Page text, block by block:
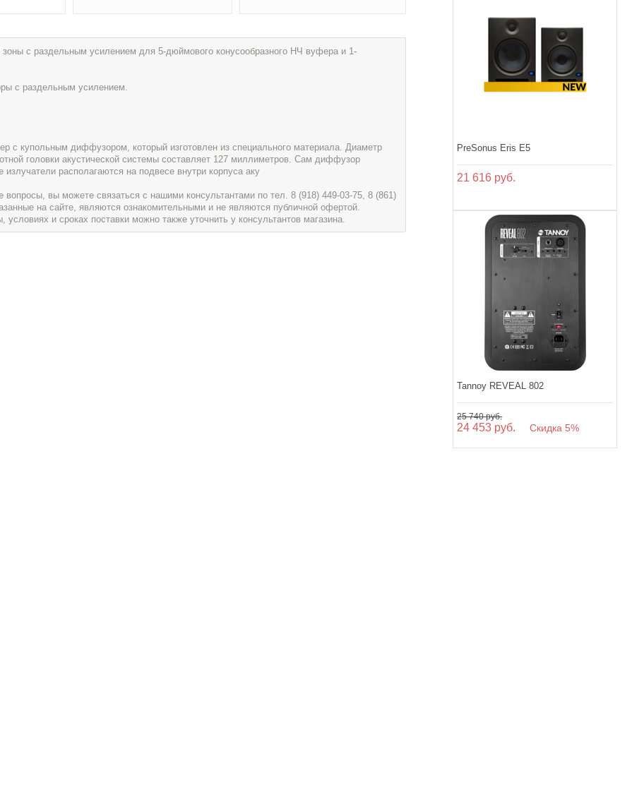
PreSonus Eris E5
21 616 руб.
Tannoy REVEAL 802
25 740 руб.
24 453 руб. Скидка 5%
с раздельным усилением для 5-дюймового конусообразного НЧ вуфера и 1-
с раздельным усилением.
с купольным диффузором, который изготовлен из специального материала. Диаметр
головки акустической системы составляет 127 миллиметров. Сам диффузор
располагаются на подвесе внутри корпуса аку
вы можете связаться с нашими консультантами по тел. 8 (918) 449-03-75, 8 (861)
на сайте, являются ознакомительными и не являются публичной офертой.
и сроках поставки можно также уточнить у консультантов магазина.